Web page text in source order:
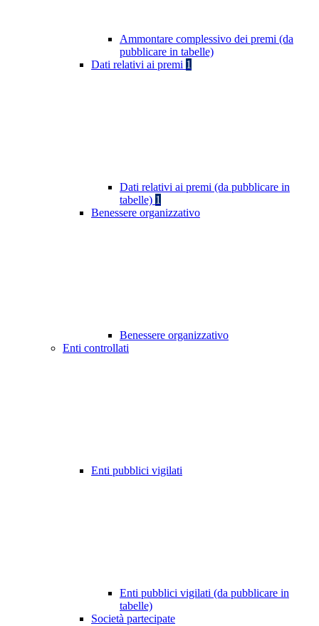
Ammontare complessivo dei premi (da
pubblicare in tabelle)
Dati relativi ai premi 1
Dati relativi ai premi (da pubblicare in
tabelle) 1
Benessere organizzativo
Benessere organizzativo
Enti controllati
Enti pubblici vigilati
Enti pubblici vigilati (da pubblicare in
tabelle)
Società partecipate